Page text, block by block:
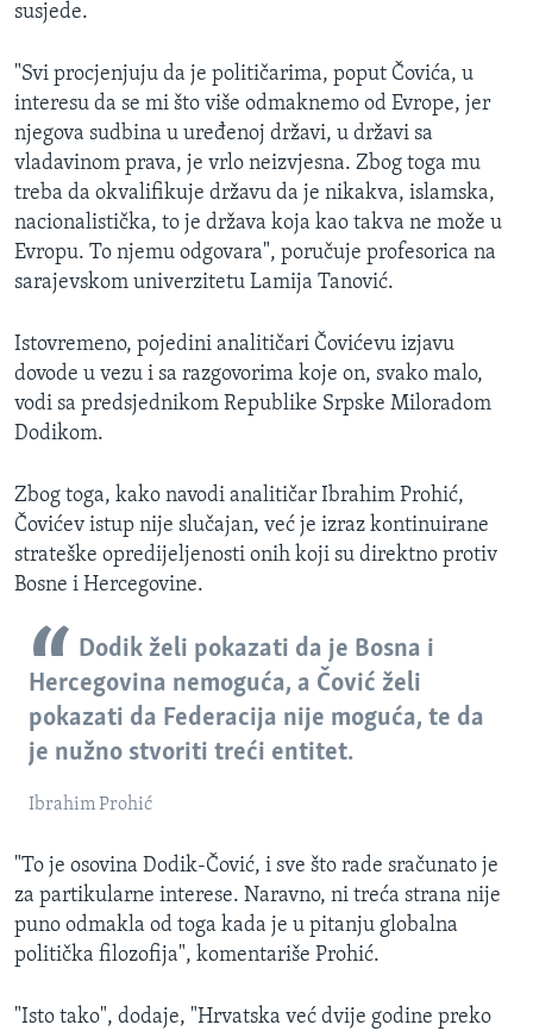
susjede.
"Svi procjenjuju da je političarima, poput Čovića, u
interesu da se mi što više odmaknemo od Evrope, jer
njegova sudbina u uređenoj državi, u državi sa
vladavinom prava, je vrlo neizvjesna. Zbog toga mu
treba da okvalifikuje državu da je nikakva, islamska,
nacionalistička, to je država koja kao takva ne može u
Evropu. To njemu odgovara", poručuje profesorica na
sarajevskom univerzitetu Lamija Tanović.
Istovremeno, pojedini analitičari Čovićevu izjavu
dovode u vezu i sa razgovorima koje on, svako malo,
vodi sa predsjednikom Republike Srpske Miloradom
Dodikom.
Zbog toga, kako navodi analitičar Ibrahim Prohić,
Čovićev istup nije slučajan, već je izraz kontinuirane
strateške opredijeljenosti onih koji su direktno protiv
Bosne i Hercegovine.
Dodik želi pokazati da je Bosna i
Hercegovina nemoguća, a Čović želi
pokazati da Federacija nije moguća, te da
je nužno stvoriti treći entitet.
Ibrahim Prohić
"To je osovina Dodik-Čović, i sve što rade sračunato je
za partikularne interese. Naravno, ni treća strana nije
puno odmakla od toga kada je u pitanju globalna
politička filozofija", komentariše Prohić.
"Isto tako", dodaje, "Hrvatska već dvije godine preko